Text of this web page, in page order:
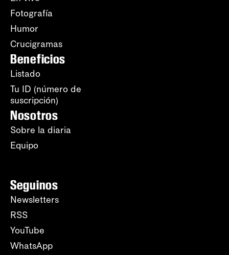
Fotografía
Humor
Crucigramas
Beneficios
Listado
Tu ID (número de
suscripción)
Nosotros
Sobre la diaria
Equipo
Seguinos
Newsletters
RSS
YouTube
WhatsApp